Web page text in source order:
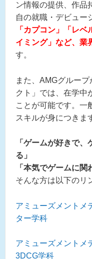
ン情報の提供、作品
自の就職・デビュー
「カプコン」「レ
イミング」など、業
す。
また、AMGグルー
クト」では、在学中
ことが可能です。一
スキルが身につきま
「ゲームが好きで
る」
「本気でゲームに関
そんな方は以下のリ
アミューズメントメ
ター学科
アミューズメントメ
3DCG学科